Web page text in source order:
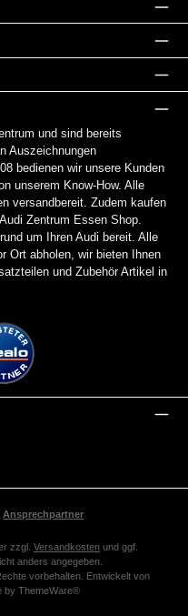
und sind bereits
Auszeichnungen
bedienen wir unsere Kunden
unserem Know-How. Alle
versandbereit. Zudem kaufen
Zentrum Essen Shop.
um Ihren Audi bereit. Alle
Ort abholen, wir bieten Ihnen
und Zubehör Artikel in
Ansprechpartner
zzgl. Versandkosten und ggf.
anders angegeben.
vorbehalten. Entwickelt von
by ThemeWare®